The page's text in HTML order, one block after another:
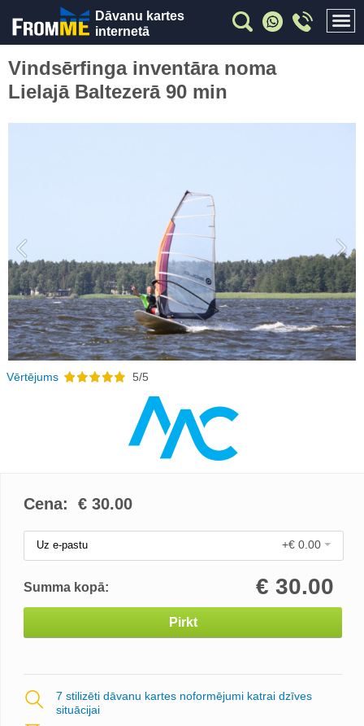
Dāvanu kartes
internetā
Vindsērfinga inventāra noma
Lielajā Baltezerā 90 min
Previous
Vērtējums 5/5
Cena: € 30.00
Uz e-pastu +€ 0.00
Summa kopā: € 30.00
Pirkt
7 stilizēti dāvanu kartes noformējumi katrai dzīves
situācijai